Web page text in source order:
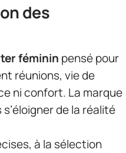
des
féminin pensé pour
réunions, vie de
ni confort. La marque
de la réalité
à la sélection